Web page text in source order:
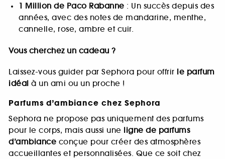
1 Million de Paco Rabanne : Un succès depuis des
années, avec des notes de mandarine, menthe,
cannelle, rose, ambre et cuir.
Vous cherchez un cadeau ?
Laissez-vous guider par Sephora pour offrir le parfum
idéal à un ami ou un proche !
Parfums d’ambiance chez Sephora
Sephora ne propose pas uniquement des parfums
pour le corps, mais aussi une ligne de parfums
d’ambiance conçue pour créer des atmosphères
accueillantes et personnalisées. Que ce soit chez